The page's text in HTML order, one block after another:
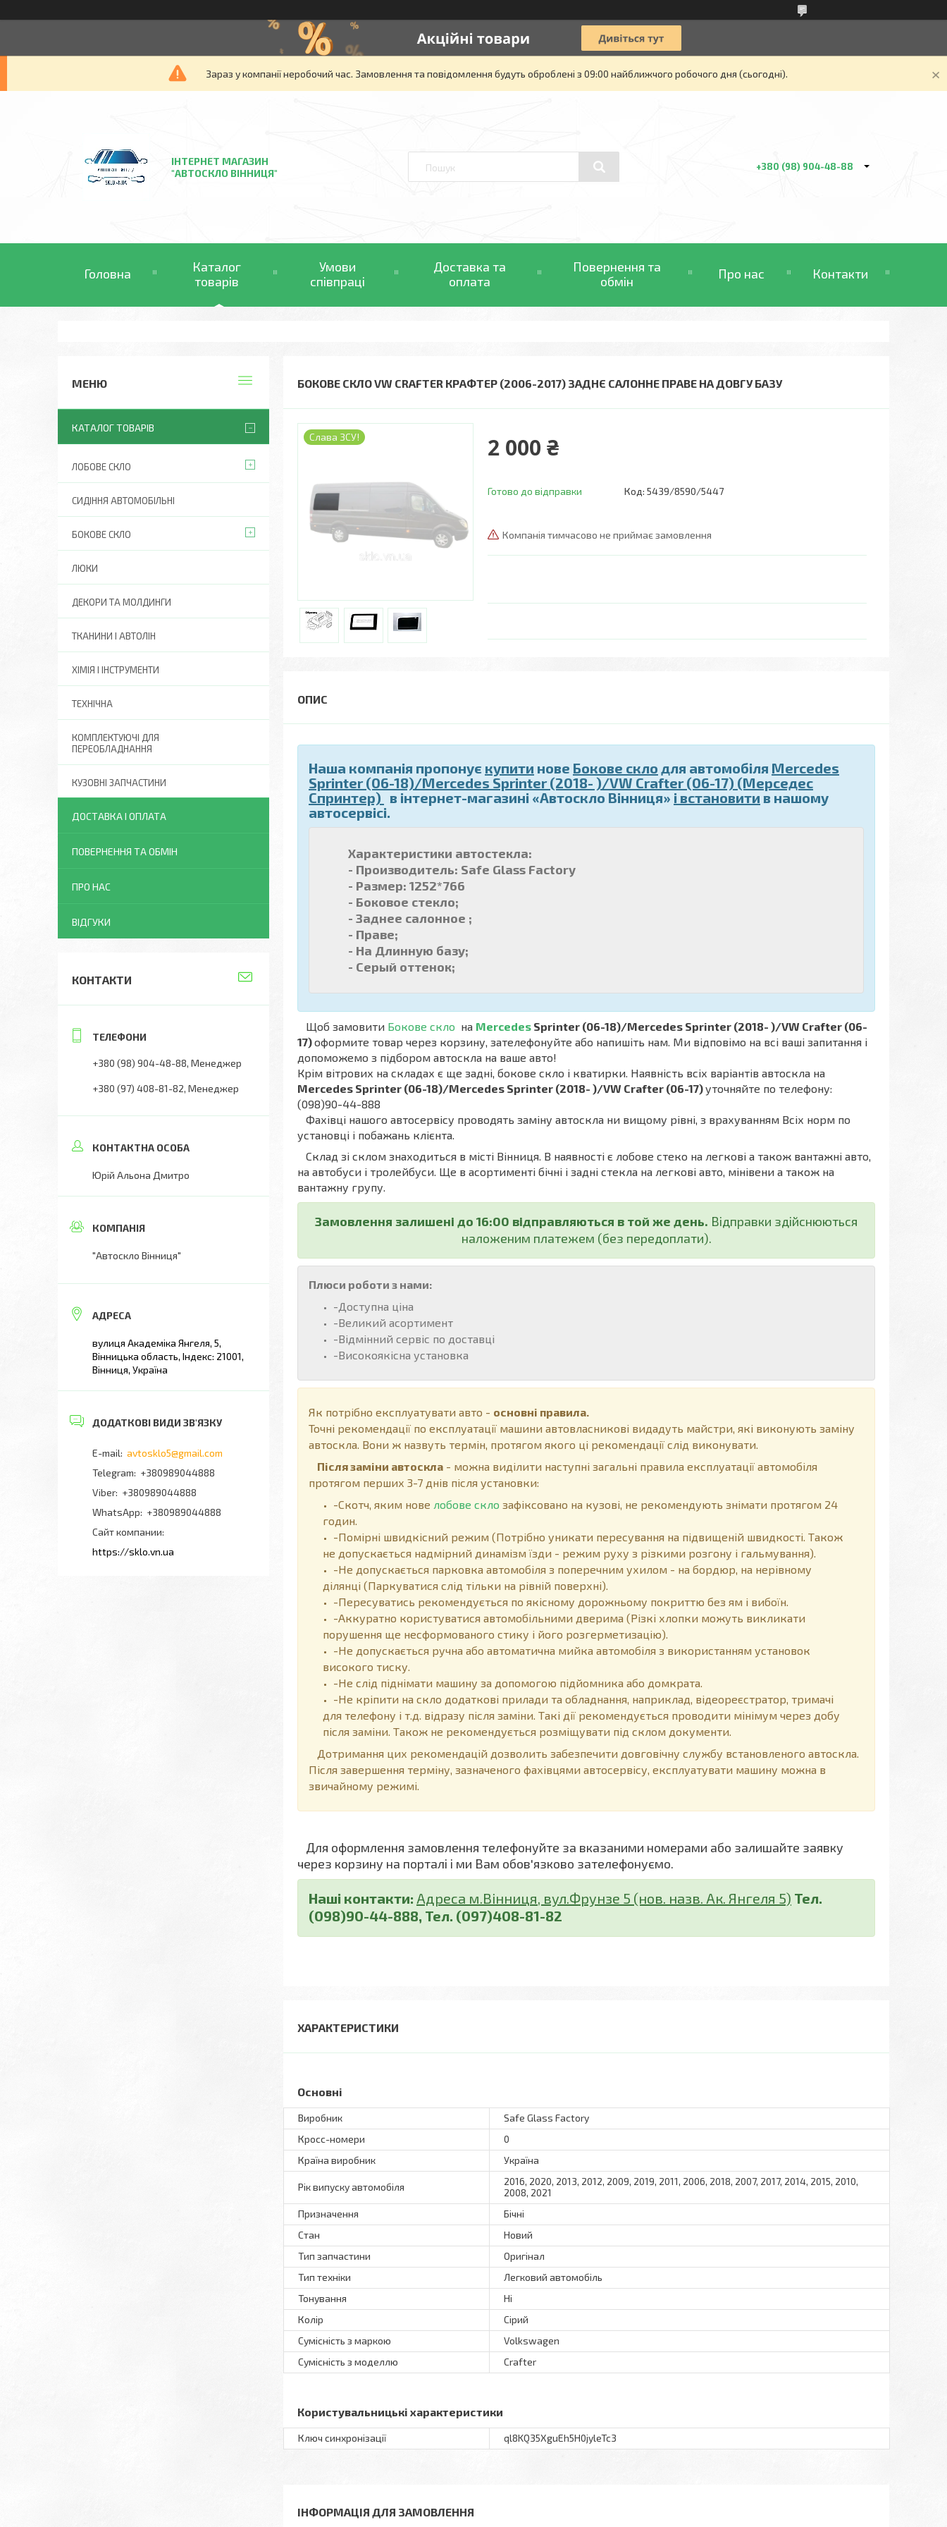
Зараз у компанії неробочий час. Замовлення та повідомлення будуть оброблені з 09:00 найближчого робочого дня (сьогодні).
ІНТЕРНЕТ МАГАЗИН
"АВТОСКЛО ВІННИЦЯ"
+380 (98) 904-48-88
Головна
Каталог
товарів
Умови
співпраці
Доставка та
оплата
Повернення та
обмін
Про нас Контакти
БОКОВЕ СКЛО VW CRAFTER КРАФТЕР (2006-2017) ЗАДНЄ САЛОННЕ ПРАВЕ НА ДОВГУ БАЗУ
Слава ЗСУ! 2 000 ₴
Готово до відправки Код: 5439/8590/5447
Компанія тимчасово не приймає замовлення
Наша компанія пропонує купити нове Бокове скло для автомобіля Mercedes
Sprinter (06-18)/Mercedes Sprinter (2018- )/VW Crafter (06-17) (Мерседес
Спринтер) в інтернет-магазині «Автоскло Вінниця» і встановити в нашому
автосервісі.
Характеристики автостекла:
- Производитель: Safe Glass Factory
- Размер: 1252*766
- Боковое стекло;
- Заднее салонное ;
- Праве;
- На Длинную базу;
- Серый оттенок;
Щоб замовити Бокове скло на Mercedes Sprinter (06-18)/Mercedes Sprinter (2018- )/VW Crafter (06-
17)оформите товар через корзину, зателефонуйте або напишіть нам. Ми відповімо на всі ваші запитання і
допоможемо з підбором автоскла на ваше авто!
Крім вітрових на складах є ще задні, бокове скло і кватирки. Наявність всіх варіантів автоскла на
Mercedes Sprinter (06-18)/Mercedes Sprinter (2018- )/VW Crafter (06-17)уточняйте по телефону:
(098)90-44-888
Фахівці нашого автосервісу проводять заміну автоскла ни вищому рівні, з врахуванням Всіх норм по
установці і побажань клієнта.
Склад зі склом знаходиться в місті Вінниця. В наявності є лобове стеко на легкові а також вантажні авто,
на автобуси і тролейбуси. Ще в асортименті бічні і задні стекла на легкові авто, мінівени а також на
вантажну групу.
Замовлення залишені до 16:00 відправляються в той же день. Відправки здійснюються
наложеним платежем (без передоплати).
Плюси роботи з нами:
-Доступна ціна
-Великий асортимент
-Відмінний сервіс по доставці
-Високоякісна установка
Як потрібно експлуатувати авто - основні правила.
Точні рекомендації по експлуатації машини автовласникові видадуть майстри, які виконують заміну
автоскла. Вони ж назвуть термін, протягом якого ці рекомендації слід виконувати.
Після заміни автоскла - можна виділити наступні загальні правила експлуатації автомобіля
протягом перших 3-7 днів після установки:
-Скотч, яким нове лобове скло зафіксовано на кузові, не рекомендують знімати протягом 24
годин.
-Помірні швидкісний режим (Потрібно уникати пересування на підвищеній швидкості. Також
не допускається надмірний динамізм їзди - режим руху з різкими розгону і гальмування).
-Не допускається парковка автомобіля з поперечним ухилом - на бордюр, на нерівному
ділянці (Паркуватися слід тільки на рівній поверхні).
-Пересуватись рекомендується по якісному дорожньому покриттю без ям і вибоїн.
-Аккуратно користуватися автомобільними дверима (Різкі хлопки можуть викликати
порушення ще несформованого стику і його розгерметизацію).
-Не допускається ручна або автоматична мийка автомобіля з використанням установок
високого тиску.
-Не слід піднімати машину за допомогою підйомника або домкрата.
-Не кріпити на скло додаткові прилади та обладнання, наприклад, відеореєстратор, тримачі
для телефону і т.д. відразу після заміни. Такі дії рекомендується проводити мінімум через добу
після заміни. Також не рекомендується розміщувати під склом документи.
Дотримання цих рекомендацій дозволить забезпечити довговічну службу встановленого автоскла.
Після завершення терміну, зазначеного фахівцями автосервісу, експлуатувати машину можна в
звичайному режимі.
Для оформлення замовлення телефонуйте за вказаними номерами або залишайте заявку
через корзину на порталі і ми Вам обов'язково зателефонуємо.
Наші контакти: Адреса м.Вінниця, вул.Фрунзе 5 (нов. назв. Ак. Янгеля 5) Тел.
(098)90-44-888, Тел. (097)408-81-82
ХАРАКТЕРИСТИКИ
Основні
Виробник
Safe Glass Factory
Кросс-номери
0
Країна виробник
Україна
Рік випуску автомобіля
2016, 2020, 2013, 2012, 2009, 2019, 2011, 2006, 2018, 2007, 2017, 2014, 2015, 2010,
2008, 2021
Призначення
Бічні
Стан
Новий
Тип запчастини
Оригінал
Тип техніки
Легковий автомобіль
Тонування
Ні
Колір
Сірий
Сумісність з маркою
Volkswagen
Сумісність з моделлю
Crafter
Користувальницькі характеристики
Ключ синхронізації ql8KQ35XguEh5H0jyleTc3
ІНФОРМАЦІЯ ДЛЯ ЗАМОВЛЕННЯ
КАТАЛОГ ТОВАРІВ
ЛОБОВЕ СКЛО
СИДІННЯ АВТОМОБІЛЬНІ
БОКОВЕ СКЛО
ЛЮКИ
ДЕКОРИ ТА МОЛДИНГИ
ТКАНИНИ І АВТОЛІН
ХІМІЯ І ІНСТРУМЕНТИ
ТЕХНІЧНА
КОМПЛЕКТУЮЧІ ДЛЯ
ПЕРЕОБЛАДНАННЯ
КУЗОВНІ ЗАПЧАСТИНИ
ДОСТАВКА І ОПЛАТА
ПОВЕРНЕННЯ ТА ОБМІН
ПРО НАС
ВІДГУКИ
КОНТАКТИ
+380 (98) 904-48-88 Менеджер
+380 (97) 408-81-82 Менеджер
Юрій Альона Дмитро
"Автоскло Вінниця"
вулиця Академіка Янгеля, 5,
Вінницька область, Індекс: 21001,
Вінниця, Україна
avtosklo5@gmail.com
+380989044888
+380989044888
+380989044888
Сайт компании
https://sklo.vn.ua